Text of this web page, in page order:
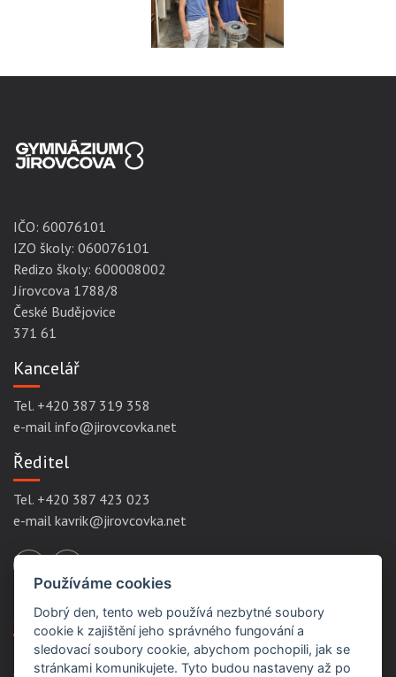
IČO: 60076101
IZO školy: 060076101
Redizo školy: 600008002
Jírovcova 1788/8
České Budějovice
371 61
Kancelář
Tel. +420 387 319 358
e-mail info@jirovcovka.net
Ředitel
Tel. +420 387 423 023
e-mail kavrik@jirovcovka.net
Servisní odkazy
Používáme cookies
Dobrý den, tento web používá nezbytné soubory
cookie k zajištění jeho správného fungování a
sledovací soubory cookie, abychom pochopili, jak se
stránkami komunikujete. Tyto budou nastaveny až po